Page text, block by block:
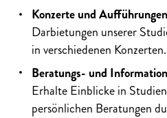
Konzerte und
Darbietungen unserer
in verschiedenen Konzerten.
Beratungs- und
Erhalte Einblicke in
persönlichen Beratungen